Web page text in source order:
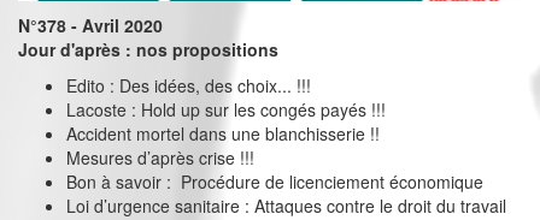
N°378 - Avril 2020
Jour d'après : nos propositions
Edito : Des idées, des choix... !!!
Lacoste : Hold up sur les congés payés !!!
Accident mortel dans une blanchisserie !!
Mesures d’après crise !!!
Bon à savoir : Procédure de licenciement économique
Loi d’urgence sanitaire : Attaques contre le droit du travail